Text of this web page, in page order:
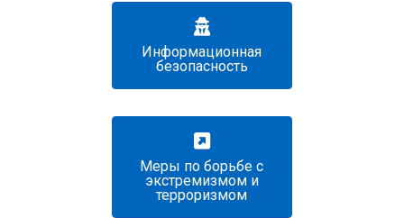
Информационная
безопасность
Меры по борьбе с
экстремизмом и
терроризмом